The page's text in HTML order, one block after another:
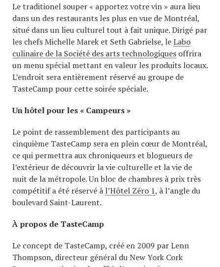
Le traditionel souper « apportez votre vin » aura lieu
dans un des restaurants les plus en vue de Montréal,
situé dans un lieu culturel tout à fait unique. Dirigé par
les chefs Michelle Marek et Seth Gabrielse, leLabo
culinaire de la Société des arts technologiques offrira
un menu spécial mettant en valeur les produits locaux.
L’endroit sera entièrement réservé au groupe de
TasteCamp pour cette soirée spéciale.
Un hôtel pour les « Campeurs »
Le point de rassemblement des participants au
cinquième TasteCamp sera en plein cœur de Montréal,
ce qui permettra aux chroniqueurs et blogueurs de
l’extérieur de découvrir la vie culturelle et la vie de
nuit de la métropole. Un bloc de chambres à prix très
compétitif a été réservé à l’Hôtel Zéro 1, à l’angle du
boulevard Saint-Laurent.
À propos de TasteCamp
Le concept de TasteCamp, créé en 2009 par Lenn
Thompson, directeur général du New York Cork